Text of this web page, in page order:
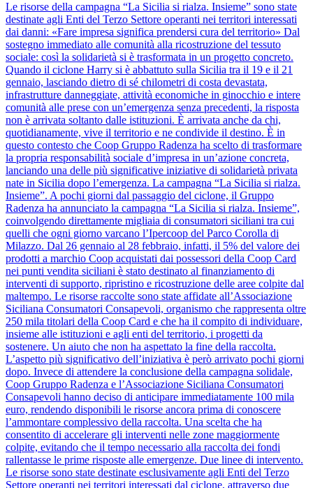
Le risorse della campagna “La Sicilia si rialza. Insieme” sono state
destinate agli Enti del Terzo Settore operanti nei territori interessati
dai danni: «Fare impresa significa prendersi cura del territorio» Dal
sostegno immediato alle comunità alla ricostruzione del tessuto
sociale: così la solidarietà si è trasformata in un progetto concreto.
Quando il ciclone Harry si è abbattuto sulla Sicilia tra il 19 e il 21
gennaio, lasciando dietro di sé chilometri di costa devastata,
infrastrutture danneggiate, attività economiche in ginocchio e intere
comunità alle prese con un’emergenza senza precedenti, la risposta
non è arrivata soltanto dalle istituzioni. È arrivata anche da chi,
quotidianamente, vive il territorio e ne condivide il destino. È in
questo contesto che Coop Gruppo Radenza ha scelto di trasformare
la propria responsabilità sociale d’impresa in un’azione concreta,
lanciando una delle più significative iniziative di solidarietà privata
nate in Sicilia dopo l’emergenza. La campagna “La Sicilia si rialza.
Insieme”. A pochi giorni dal passaggio del ciclone, il Gruppo
Radenza ha annunciato la campagna “La Sicilia si rialza. Insieme”,
coinvolgendo direttamente migliaia di consumatori siciliani tra cui
quelli che ogni giorno varcano l’Ipercoop del Parco Corolla di
Milazzo. Dal 26 gennaio al 28 febbraio, infatti, il 5% del valore dei
prodotti a marchio Coop acquistati dai possessori della Coop Card
nei punti vendita siciliani è stato destinato al finanziamento di
interventi di supporto, ripristino e ricostruzione delle aree colpite dal
maltempo. Le risorse raccolte sono state affidate all’Associazione
Siciliana Consumatori Consapevoli, organismo che rappresenta oltre
250 mila titolari della Coop Card e che ha il compito di individuare,
insieme alle istituzioni e agli enti del territorio, i progetti da
sostenere. Un aiuto che non ha aspettato la fine della raccolta.
L’aspetto più significativo dell’iniziativa è però arrivato pochi giorni
dopo. Invece di attendere la conclusione della campagna solidale,
Coop Gruppo Radenza e l’Associazione Siciliana Consumatori
Consapevoli hanno deciso di anticipare immediatamente 100 mila
euro, rendendo disponibili le risorse ancora prima di conoscere
l’ammontare complessivo della raccolta. Una scelta che ha
consentito di accelerare gli interventi nelle zone maggiormente
colpite, evitando che il tempo necessario alla raccolta dei fondi
rallentasse le prime risposte alle emergenze. Due linee di intervento.
Le risorse sono state destinate esclusivamente agli Enti del Terzo
Settore operanti nei territori interessati dal ciclone, attraverso due